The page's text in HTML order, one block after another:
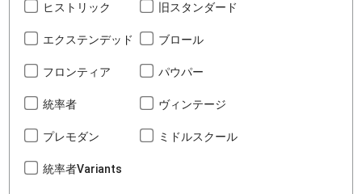
ヒストリック 旧スタンダード
エクステンデッド ブロール
フロンティア パウパー
統率者 ヴィンテージ
プレモダン ミドルスクール
統率者Variants